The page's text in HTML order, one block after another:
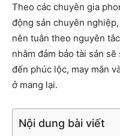
Theo các chuyên gia
động sản chuyên
nên tuân theo nguyên
nhằm đảm bảo tài sản
đến phúc lộc, may mắn
ở mang lại.
Nội dung bài viết